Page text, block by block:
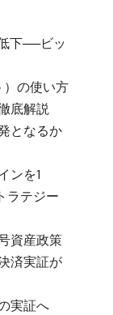
下──ビッ
の使い方
底解説
となるか
ンを1
ラテジー
資産政策
済実証が
実証へ